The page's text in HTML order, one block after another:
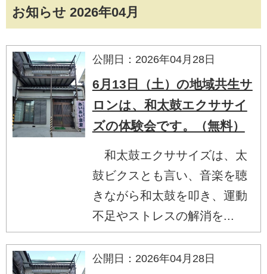
お知らせ 2026年04月
公開日：2026年04月28日
6月13日（土）の地域共生サ
ロンは、和太鼓エクササイ
ズの体験会です。（無料）
和太鼓エクササイズは、太
鼓ビクスとも言い、音楽を聴
きながら和太鼓を叩き、運動
不足やストレスの解消を...
公開日：2026年04月28日